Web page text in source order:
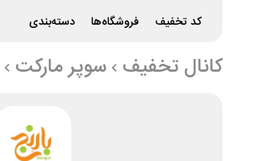
کد تخفیف فروشگاه‌ها دسته‌بندی
کانال تخفیف سوپر مارکت